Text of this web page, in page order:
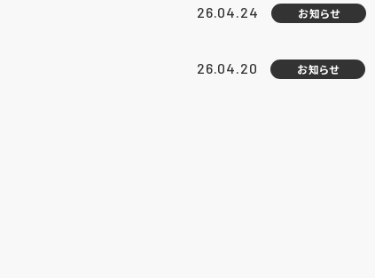
26.04.24 お知らせ
26.04.20 お知らせ